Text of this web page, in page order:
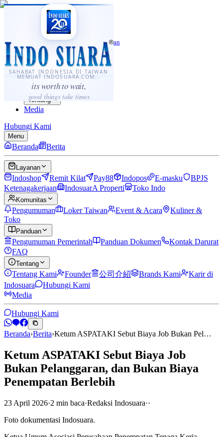
SAHABAT INDONESIA DI TAIWAN
MEMUAT INDOSUARA.COM...
its worth to wait,
good things take times
·...
⌘K
Sahabat Indonesia di Taiwan
Berita
Layanan
Komunitas
Panduan
Tentang
Media
Hubungi Kami
Menu
Beranda Berita
Layanan
Indoshop Remit Kilat Pay88 Indopos E-masku
BPJS
Ketenagakerjaan
IndosuarA Properti Toko Indo
Komunitas
Pengumuman Loker Taiwan Event & Acara
Kuliner &
Toko
Panduan
Pengumuman Pemerintah Panduan Dokumen
Kontak Darurat
FAQ
Tentang
Tentang Kami Founder 公司介紹 Brands Kami
Karir di
Indosuara
Hubungi Kami
Media
Hubungi Kami
Beranda›Berita›Ketum ASPATAKI Sebut Biaya Job Bukan Pel…
Ketum ASPATAKI Sebut Biaya Job
Bukan Pelanggaran, dan Bukan Biaya
Penempatan Berlebih
23 April 2026·2 min baca·Redaksi Indosuara··
Foto dokumentasi Indosuara.